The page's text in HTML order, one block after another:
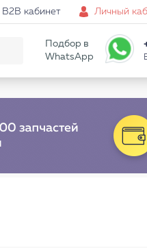
B2B кабинет Личный
Подбор в
WhatsApp